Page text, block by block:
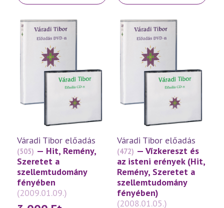
több
variációja
A
változatok
termékoldalon
választhatók
több
variációja
A
változatok
termékoldalon
választhatók
Váradi Tibor előadás
(505) — Hit, Remény,
Szeretet a
szellemtudomány
fényében
(2009.01.09.)
Váradi Tibor előadás
(472) — Vízkereszt és
az isteni erények (Hit,
Remény, Szeretet a
szellemtudomány
fényében)
(2008.01.05.)